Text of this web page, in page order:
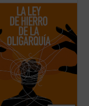
de la realidad actual, nos
un modo realista de ver
político, muy pegado a los
(ver ficha)